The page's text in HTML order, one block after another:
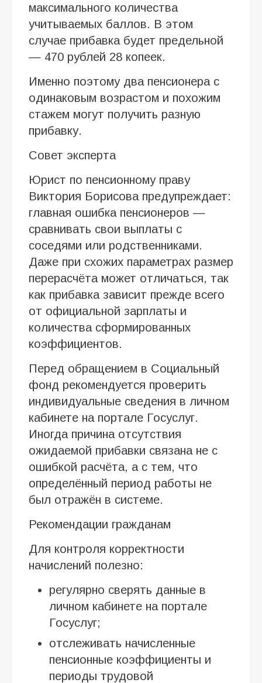
максимального количества
учитываемых баллов. В этом
случае прибавка будет предельной
— 470 рублей 28 копеек.
Именно поэтому два пенсионера с
одинаковым возрастом и похожим
стажем могут получить разную
прибавку.
Совет эксперта
Юрист по пенсионному праву
Виктория Борисова предупреждает:
главная ошибка пенсионеров —
сравнивать свои выплаты с
соседями или родственниками.
Даже при схожих параметрах размер
перерасчёта может отличаться, так
как прибавка зависит прежде всего
от официальной зарплаты и
количества сформированных
коэффициентов.
Перед обращением в Социальный
фонд рекомендуется проверить
индивидуальные сведения в личном
кабинете на портале Госуслуг.
Иногда причина отсутствия
ожидаемой прибавки связана не с
ошибкой расчёта, а с тем, что
определённый период работы не
был отражён в системе.
Рекомендации гражданам
Для контроля корректности
начислений полезно:
регулярно сверять данные в
личном кабинете на портале
Госуслуг;
отслеживать начисленные
пенсионные коэффициенты и
периоды трудовой